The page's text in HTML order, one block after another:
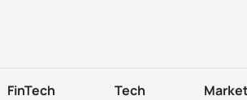
FinTech Tech